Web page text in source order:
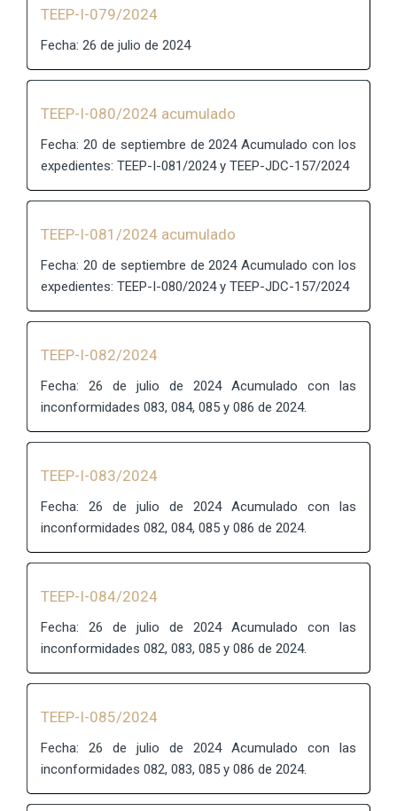
TEEP-I-079/2024
Fecha: 26 de julio de 2024
TEEP-I-080/2024 acumulado
Fecha: 20 de septiembre de 2024 Acumulado con los
expedientes: TEEP-I-081/2024 y TEEP-JDC-157/2024
TEEP-I-081/2024 acumulado
Fecha: 20 de septiembre de 2024 Acumulado con los
expedientes: TEEP-I-080/2024 y TEEP-JDC-157/2024
TEEP-I-082/2024
Fecha: 26 de julio de 2024 Acumulado con las
inconformidades 083, 084, 085 y 086 de 2024.
TEEP-I-083/2024
Fecha: 26 de julio de 2024 Acumulado con las
inconformidades 082, 084, 085 y 086 de 2024.
TEEP-I-084/2024
Fecha: 26 de julio de 2024 Acumulado con las
inconformidades 082, 083, 085 y 086 de 2024.
TEEP-I-085/2024
Fecha: 26 de julio de 2024 Acumulado con las
inconformidades 082, 083, 085 y 086 de 2024.